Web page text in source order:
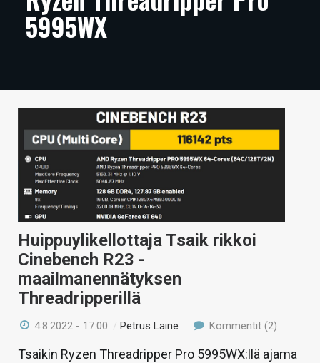
ARTIKKELIT
TIETOA
HINTA.FI
KAUPPA
VAIHDA TEEMA
HAKU
5995WX
Huippuylikellottaja Tsaik rikkoi
Cinebench R23 -
maailmanennätyksen
Threadripperillä
4.8.2022 - 17:00 /Petrus Laine Kommentit (2)
Tsaikin Ryzen Threadripper Pro 5995WX:llä ajama